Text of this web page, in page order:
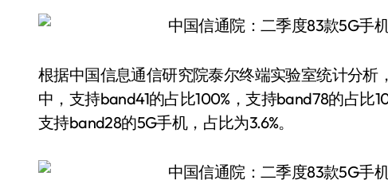
根据中国信息通信研究院泰尔终端实验室统计分
中，支持band41的占比100%，支持band78的占比
支持band28的5G手机，占比为3.6%。